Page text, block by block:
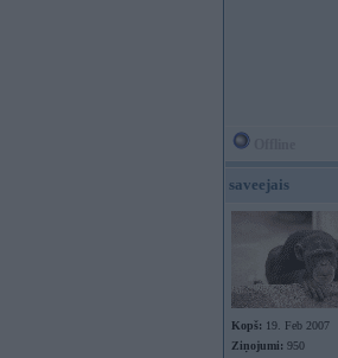
saveejais
Kopš: 19. Feb 2007
Ziņojumi: 950